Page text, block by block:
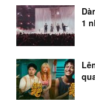
1